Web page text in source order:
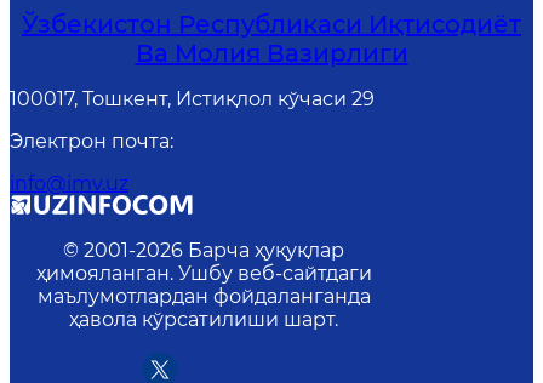
Ўзбекистон Республикаси Иқтисодиёт
Ва Молия Вазирлиги
100017, Тошкент, Истиқлол кўчаси 29
Электрон почта:
info@imv.uz
© 2001-2026 Барча ҳуқуқлар
ҳимояланган. Ушбу веб-сайтдаги
маълумотлардан фойдаланганда
ҳавола кўрсатилиши шарт.